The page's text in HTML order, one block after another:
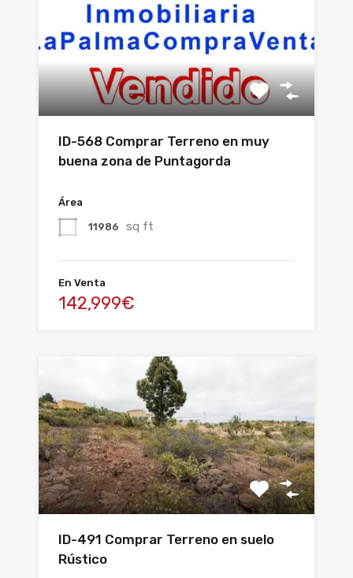
ID-568 Comprar Terreno en muy
buena zona de Puntagorda
Área
11986 sq ft
En Venta
142,999€
ID-491 Comprar Terreno en suelo
Rústico